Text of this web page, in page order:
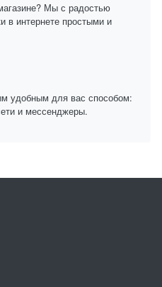
Мы с радостью
в интернете простыми и
удобным для вас способом:
и мессенджеры.